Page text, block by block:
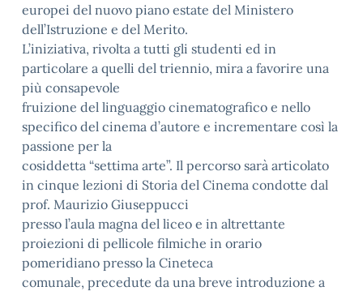
europei del nuovo piano estate del Ministero
dell’Istruzione e del Merito.
L’iniziativa, rivolta a tutti gli studenti ed in
particolare a quelli del triennio, mira a favorire una
più consapevole
fruizione del linguaggio cinematografico e nello
specifico del cinema d’autore e incrementare così la
passione per la
cosiddetta “settima arte”. Il percorso sarà articolato
in cinque lezioni di Storia del Cinema condotte dal
prof. Maurizio Giuseppucci
presso l’aula magna del liceo e in altrettante
proiezioni di pellicole filmiche in orario
pomeridiano presso la Cineteca
comunale, precedute da una breve introduzione a